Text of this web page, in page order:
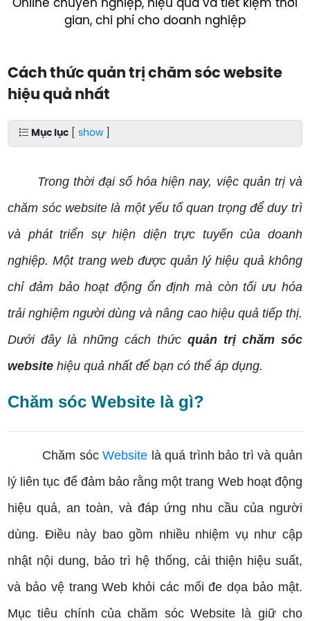
Online chuyên nghiệp, hiệu quả và tiết kiệm thời
gian, chi phí cho doanh nghiệp
Cách thức quản trị chăm sóc website
hiệu quả nhất
Mục lục [show]
Trong thời đại số hóa hiện nay, việc quản trị và
chăm sóc website là một yếu tố quan trọng để duy trì
và phát triển sự hiện diện trực tuyến của doanh
nghiệp. Một trang web được quản lý hiệu quả không
chỉ đảm bảo hoạt động ổn định mà còn tối ưu hóa
trải nghiệm người dùng và nâng cao hiệu quả tiếp thị.
Dưới đây là những cách thức quản trị chăm sóc
website hiệu quả nhất để bạn có thể áp dụng.
Chăm sóc Website là gì?
Chăm sócWebsite là quá trình bảo trì và quản
lý liên tục để đảm bảo rằng một trang Web hoạt động
hiệu quả, an toàn, và đáp ứng nhu cầu của người
dùng. Điều này bao gồm nhiều nhiệm vụ như cập
nhật nội dung, bảo trì hệ thống, cải thiện hiệu suất,
và bảo vệ trang Web khỏi các mối đe dọa bảo mật.
Mục tiêu chính của chăm sóc Website là giữ cho